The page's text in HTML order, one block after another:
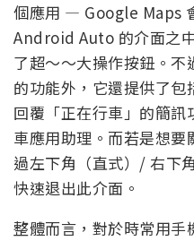
個應用 — Google Maps
Android Auto 的介面之
了超～～大操作按鈕。
的功能外，它還提供了
回覆「正在行車」的簡
車應用助理。而若是想
過左下角（直式）/ 右下
快速退出此介面。
整體而言，對於時常用手